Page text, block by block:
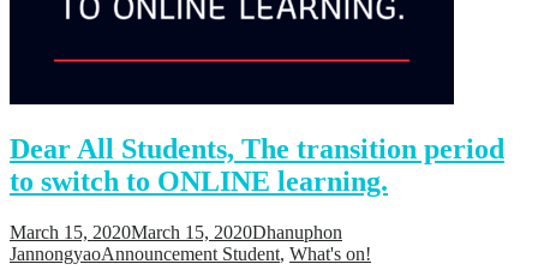
Dear All Students, The transition period
to switch to ONLINE learning.
March 15, 2020March 15, 2020Dhanuphon
JannongyaoAnnouncement Student, What's on!